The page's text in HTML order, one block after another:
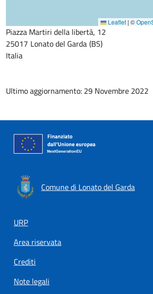
Leaflet | ©
Piazza Martiri della libertà, 12
25017 Lonato del Garda BS
Italia
Ultimo aggiornamento: 29 Novembre 2022
Comune di Lonato del Garda
Footer menu
URP
Area riservata
Crediti
Note legali